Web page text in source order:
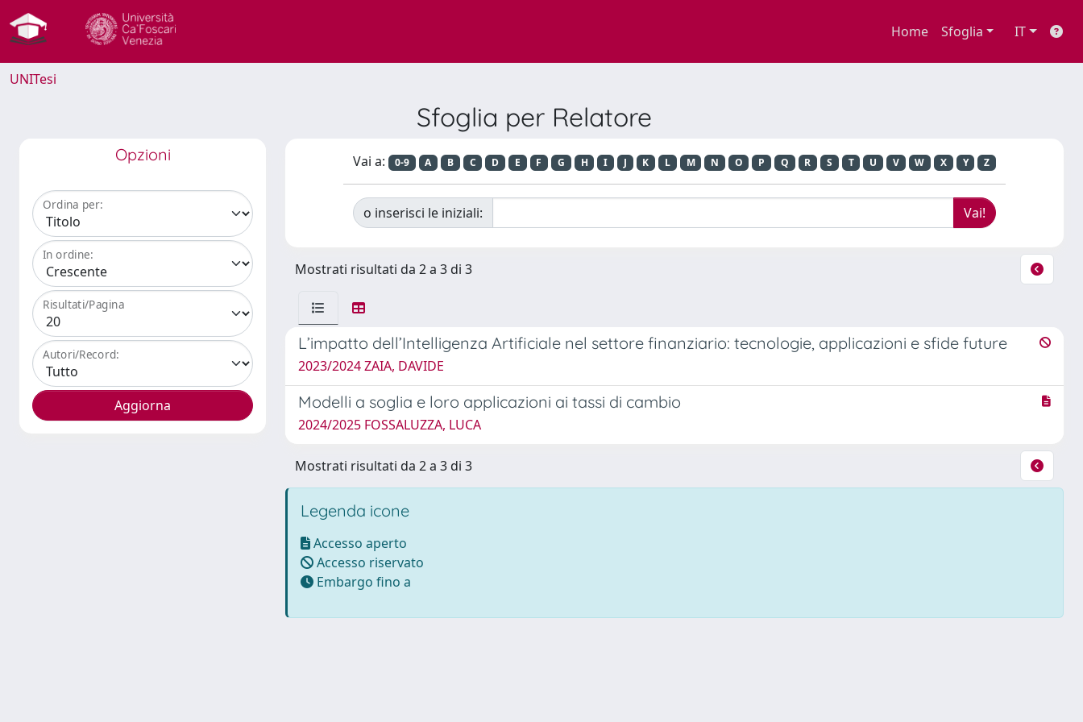
Home Sfoglia IT
UNITesi
Sfoglia per Relatore
Opzioni
Ordina per:
In ordine:
Risultati/Pagina
Autori/Record:
Vai a: 0-9 A B C D E F G H I J K L M N O P Q R S T U V W X Y Z
o inserisci le iniziali:
Mostrati risultati da 2 a 3 di 3
L’impatto dell’Intelligenza Artificiale nel settore finanziario: tecnologie, applicazioni e sfide future
2023/2024 ZAIA, DAVIDE
Modelli a soglia e loro applicazioni ai tassi di cambio
2024/2025 FOSSALUZZA, LUCA
Mostrati risultati da 2 a 3 di 3
Legenda icone
Accesso aperto
Accesso riservato
Embargo fino a